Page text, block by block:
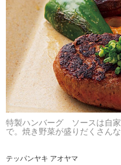
特製ハンバーグ ソースは自
で。焼き野菜が盛りだくさん
テッパンヤキ アオヤマ